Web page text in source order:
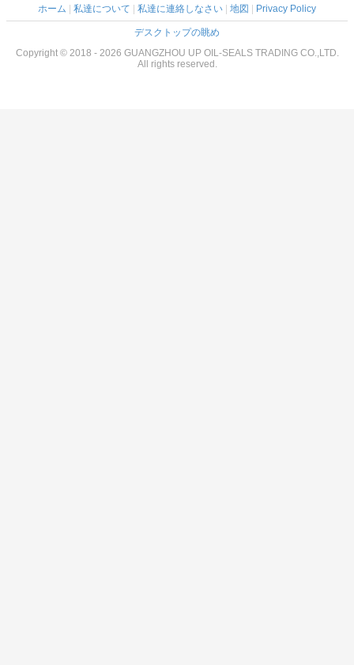
ホーム | 私達について | 私達に連絡しなさい | 地図 | Privacy Policy
デスクトップの眺め
Copyright © 2018 - 2026 GUANGZHOU UP OIL-SEALS TRADING CO.,LTD.
All rights reserved.